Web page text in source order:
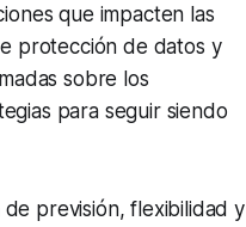
que impacten las
protección de datos y
sobre los
para seguir siendo
previsión, flexibilidad y